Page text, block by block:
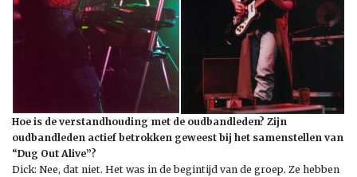
Hoe is de verstandhouding met de oudbandleden? Zijn
oudbandleden actief betrokken geweest bij het samenstellen van
“Dug Out Alive”?
Dick: Nee, dat niet. Het was in de begintijd van de groep. Ze hebben